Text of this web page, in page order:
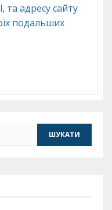
та адресу сайту
подальших